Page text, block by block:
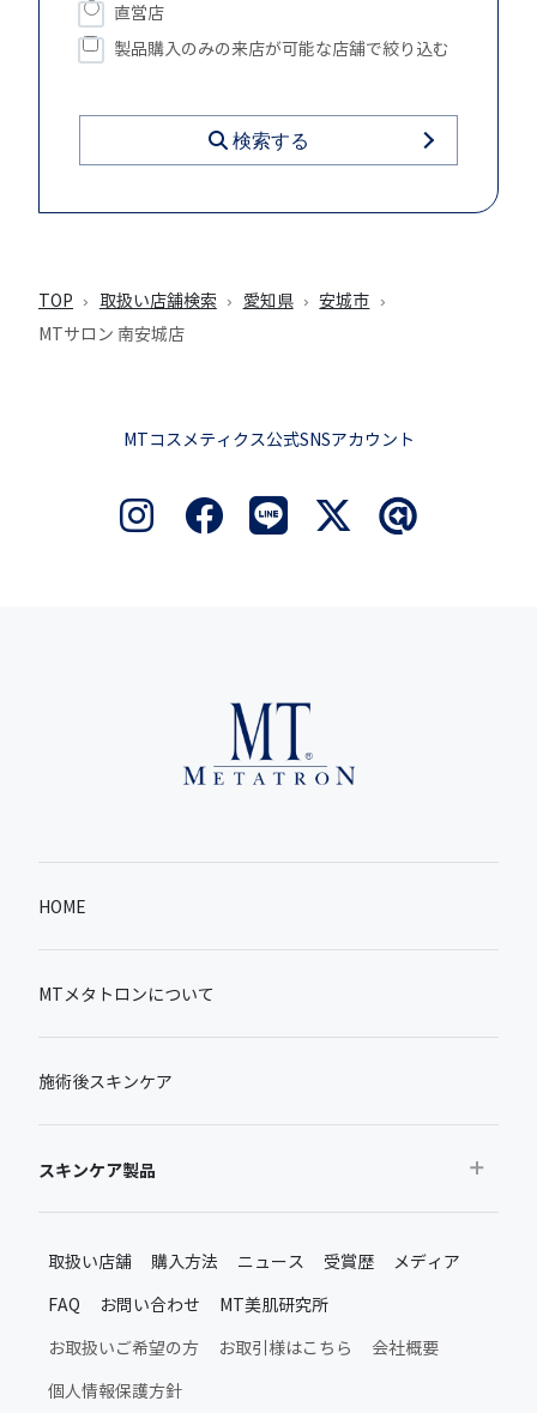
直営店
製品購入のみの来店が可能な店舗で絞り込む
検索する
TOP 取扱い店舗検索 愛知県
安城市
MTサロン 南安城店
MTコスメティクス公式SNSアカウント
HOME
MTメタトロンについて
施術後スキンケア
スキンケア製品
MTメタトロン新製品・限定品
施術後のスキンケア
ムーンアッププロダクト
取扱い店舗 購入方法 ニュース 受賞歴 メディア
FAQ お問い合わせ MT美肌研究所
お取扱いご希望の方 お取引様はこちら 会社概要
個人情報保護方針